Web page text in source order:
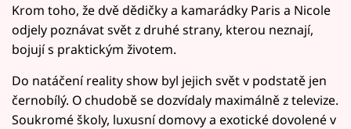
Krom toho, že dvě dědičky a kamarádky Paris a Nicole
odjely poznávat svět z druhé strany, kterou neznají,
bojují s praktickým životem.
Do natáčení reality show byl jejich svět v podstatě jen
černobílý. O chudobě se dozvídaly maximálně z televize.
Soukromé školy, luxusní domovy a exotické dovolené v